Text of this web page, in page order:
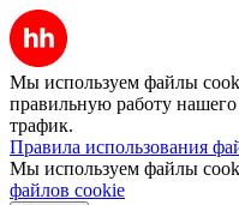
Мы используем файлы
правильную работу нашего
трафик.
Правила использования
Мы используем файлы
файлов cookie